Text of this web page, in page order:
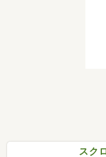
スク